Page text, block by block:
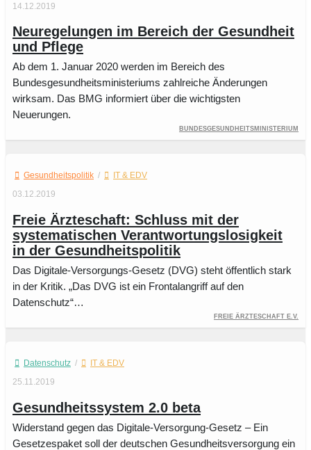
14.12.2019
Neuregelungen im Bereich der Gesundheit
und Pflege
Ab dem 1. Januar 2020 werden im Bereich des
Bundesgesundheitsministeriums zahlreiche Änderungen
wirksam. Das BMG informiert über die wichtigsten
Neuerungen.
Bundesgesundheitsministerium
Gesundheitspolitik /
IT & EDV
03.12.2019
Freie Ärzteschaft: Schluss mit der
systematischen Verantwortungslosigkeit
in der Gesundheitspolitik
Das Digitale-Versorgungs-Gesetz (DVG) steht öffentlich stark
in der Kritik. „Das DVG ist ein Frontalangriff auf den
Datenschutz“…
Freie Ärzteschaft e.V.
Datenschutz /
IT & EDV
25.11.2019
Gesundheitssystem 2.0 beta
Widerstand gegen das Digitale-Versorgung-Gesetz – Ein
Gesetzespaket soll der deutschen Gesundheitsversorgung ein